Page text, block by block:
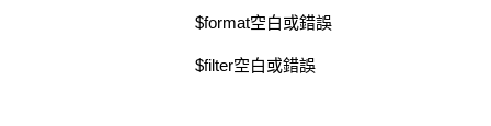
$format空白或錯誤
$filter空白或錯誤